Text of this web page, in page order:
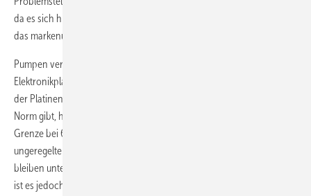
da es sich hier um ein physikalisch-technologisches Thema handelt,
das markenunabhängig in Erscheinung tritt.
Pumpen verursachen beim Einschalten einen Anlaufstrom, der auf die
Elektronikplatinen vorgeschalteter Geräte trifft. Darauf sind die Relais
der Platinen üblicherweise ausgerichtet. Auch wenn es dazu keine
Norm gibt, hat sich ein allgemeiner Standard entwickelt, der eine
Grenze bei 6 A vorsieht. Übliche Heizungsumwälzpumpen, sowohl
ungeregelte als auch solche mit Elektronik oder Hocheffizienztechnik,
bleiben unterhalb dieses Grenzwertes. Bei älteren Elektronikplatinen
ist es jedoch schon in der Vergangenheit sporadisch zu Störungen